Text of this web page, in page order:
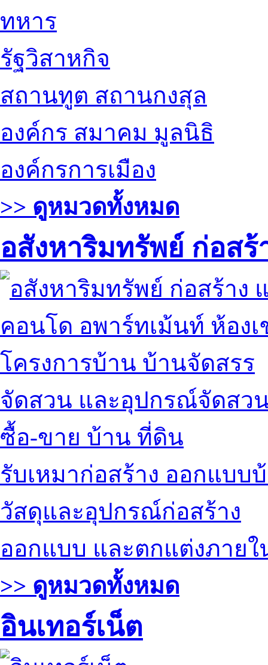
ทหาร
รัฐวิสาหกิจ
สถานทูต สถานกงสุล
องค์กร สมาคม มูลนิธิ
องค์กรการเมือง
>> ดูหมวดทั้งหมด
อสังหาริมทรัพย์ ก่อส
คอนโด อพาร์ทเม้นท์ ห้องเ
โครงการบ้าน บ้านจัดสรร
จัดสวน และอุปกรณ์จัดสว
ซื้อ-ขาย บ้าน ที่ดิน
รับเหมาก่อสร้าง ออกแบบ
วัสดุและอุปกรณ์ก่อสร้าง
ออกแบบ และตกแต่งภายใ
>> ดูหมวดทั้งหมด
อินเทอร์เน็ต